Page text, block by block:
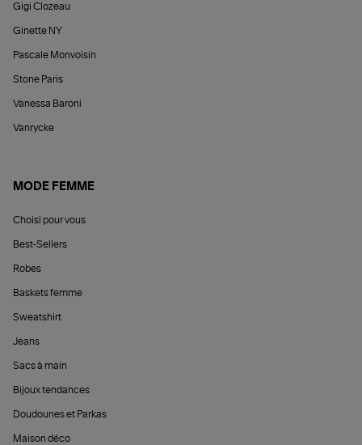
Gigi Clozeau
Ginette NY
Pascale Monvoisin
Stone Paris
Vanessa Baroni
Vanrycke
MODE FEMME
Choisi pour vous
Best-Sellers
Robes
Baskets femme
Sweatshirt
Jeans
Sacs à main
Bijoux tendances
Doudounes et Parkas
Maison déco